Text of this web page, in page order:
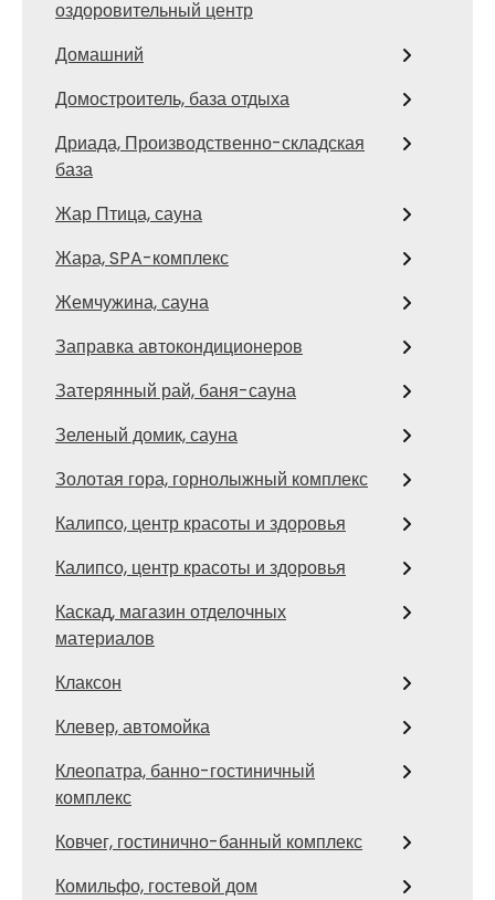
оздоровительный центр
Домашний
Домостроитель, база отдыха
Дриада, Производственно-складская
база
Жар Птица, сауна
Жара, SPA-комплекс
Жемчужина, сауна
Заправка автокондиционеров
Затерянный рай, баня-сауна
Зеленый домик, сауна
Золотая гора, горнолыжный комплекс
Калипсо, центр красоты и здоровья
Калипсо, центр красоты и здоровья
Каскад, магазин отделочных
материалов
Клаксон
Клевер, автомойка
Клеопатра, банно-гостиничный
комплекс
Ковчег, гостинично-банный комплекс
Комильфо, гостевой дом